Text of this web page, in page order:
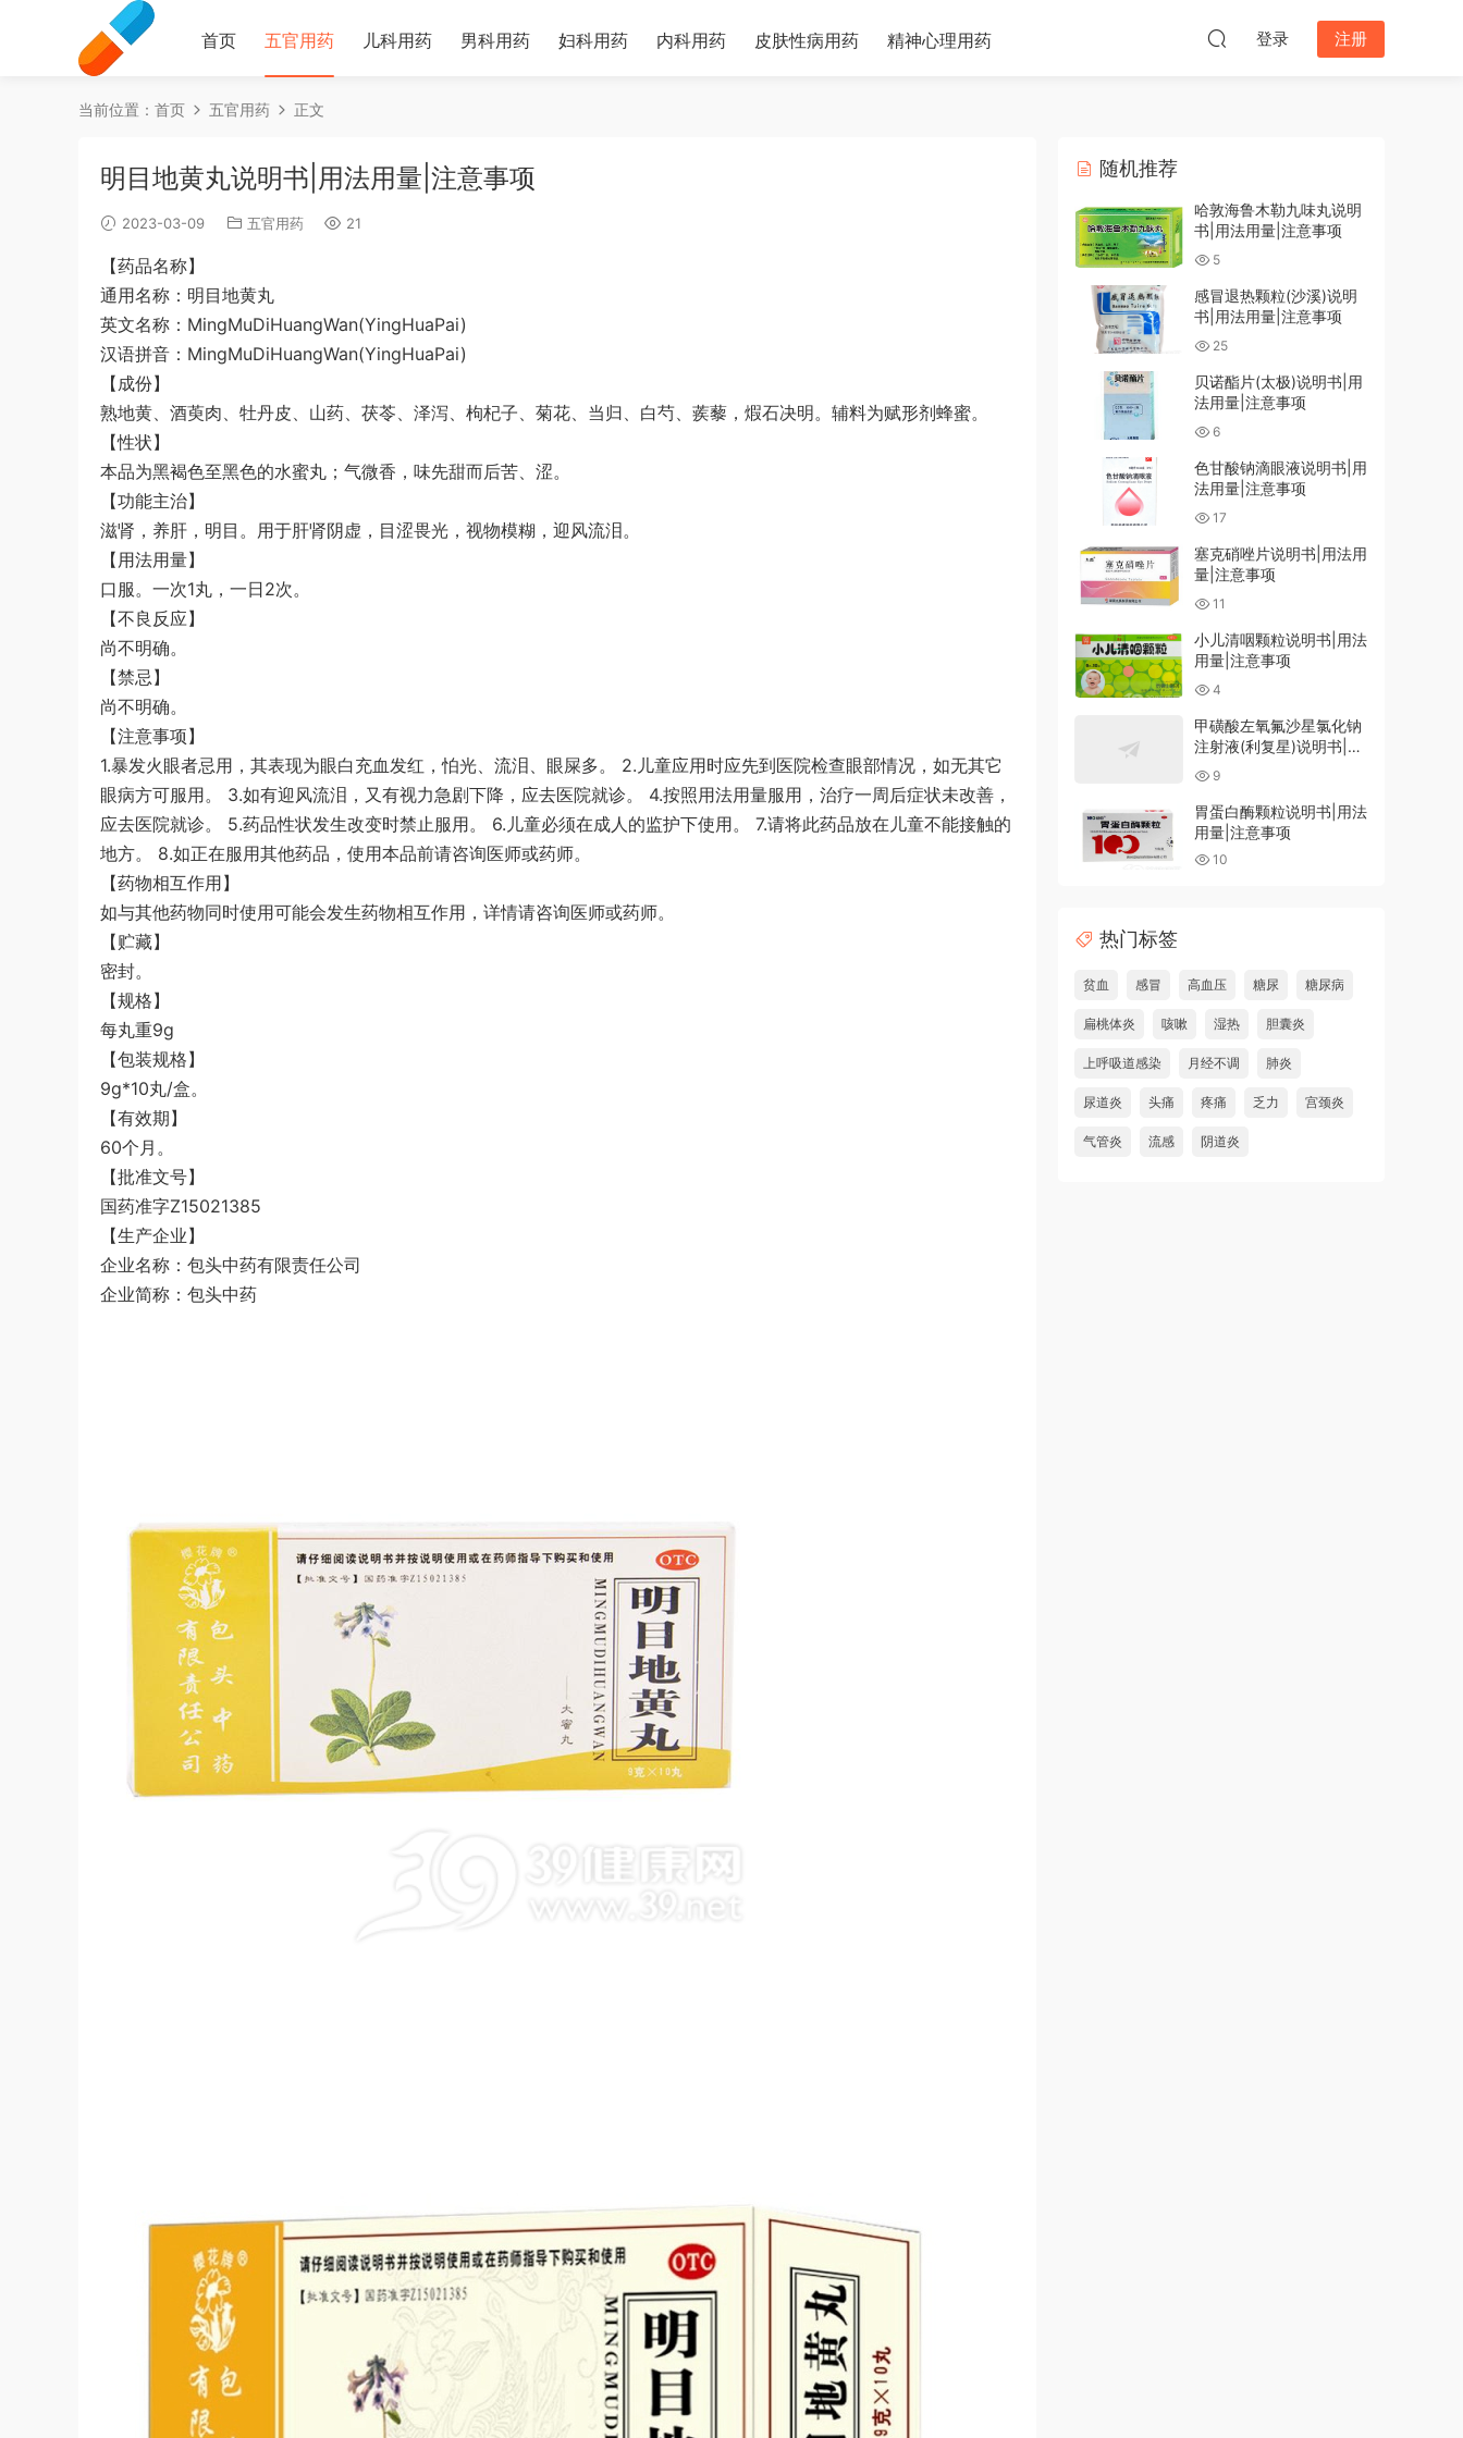
首页 五官用药 儿科用药 男科用药 妇科用药 内科用药 皮肤性病用药 精神心理用药 登录 注册
当前位置： 首页 五官用药 正文
明目地黄丸说明书|用法用量|注意事项
2023-03-09 五官用药 21
【药品名称】
通用名称：明目地黄丸
英文名称：MingMuDiHuangWan(YingHuaPai)
汉语拼音：MingMuDiHuangWan(YingHuaPai)
【成份】
熟地黄、酒萸肉、牡丹皮、山药、茯苓、泽泻、枸杞子、菊花、当归、白芍、蒺藜，煆石决明。辅料为赋形剂蜂蜜。
【性状】
本品为黑褐色至黑色的水蜜丸；气微香，味先甜而后苦、涩。
【功能主治】
滋肾，养肝，明目。用于肝肾阴虚，目涩畏光，视物模糊，迎风流泪。
【用法用量】
口服。一次1丸，一日2次。
【不良反应】
尚不明确。
【禁忌】
尚不明确。
【注意事项】
1.暴发火眼者忌用，其表现为眼白充血发红，怕光、流泪、眼屎多。 2.儿童应用时应先到医院检查眼部情况，如无其它
眼病方可服用。 3.如有迎风流泪，又有视力急剧下降，应去医院就诊。 4.按照用法用量服用，治疗一周后症状未改善，
应去医院就诊。 5.药品性状发生改变时禁止服用。 6.儿童必须在成人的监护下使用。 7.请将此药品放在儿童不能接触的
地方。 8.如正在服用其他药品，使用本品前请咨询医师或药师。
【药物相互作用】
如与其他药物同时使用可能会发生药物相互作用，详情请咨询医师或药师。
【贮藏】
密封。
【规格】
每丸重9g
【包装规格】
9g*10丸/盒。
【有效期】
60个月。
【批准文号】
国药准字Z15021385
【生产企业】
企业名称：包头中药有限责任公司
企业简称：包头中药
随机推荐
哈敦海鲁木勒九味丸说明
书|用法用量|注意事项
5
感冒退热颗粒(沙溪)说明
书|用法用量|注意事项
25
贝诺酯片(太极)说明书|用
法用量|注意事项
6
色甘酸钠滴眼液说明书|用
法用量|注意事项
17
塞克硝唑片说明书|用法用
量|注意事项
11
小儿清咽颗粒说明书|用法
用量|注意事项
4
甲磺酸左氧氟沙星氯化钠
注射液(利复星)说明书|用
法用量|注意事项
9
胃蛋白酶颗粒说明书|用法
用量|注意事项
10
热门标签
贫血 感冒 高血压 糖尿 糖尿病
扁桃体炎 咳嗽 湿热 胆囊炎
上呼吸道感染 月经不调 肺炎
尿道炎 头痛 疼痛 乏力 宫颈炎
气管炎 流感 阴道炎